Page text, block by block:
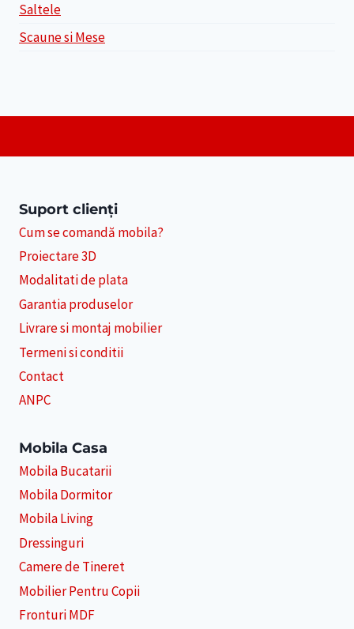
Saltele
Scaune si Mese
Suport clienți
Cum se comandă mobila?
Proiectare 3D
Modalitati de plata
Garantia produselor
Livrare si montaj mobilier
Termeni si conditii
Contact
ANPC
Mobila Casa
Mobila Bucatarii
Mobila Dormitor
Mobila Living
Dressinguri
Camere de Tineret
Mobilier Pentru Copii
Fronturi MDF